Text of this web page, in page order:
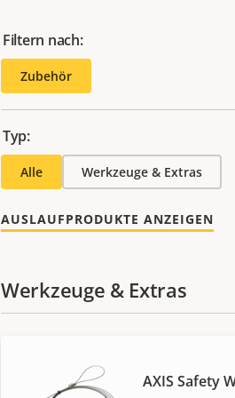
Filtern nach:
Zubehör
Typ:
Alle Werkzeuge & Extras
AUSLAUFPRODUKTE ANZEIGEN
Werkzeuge & Extras
AXIS Safety